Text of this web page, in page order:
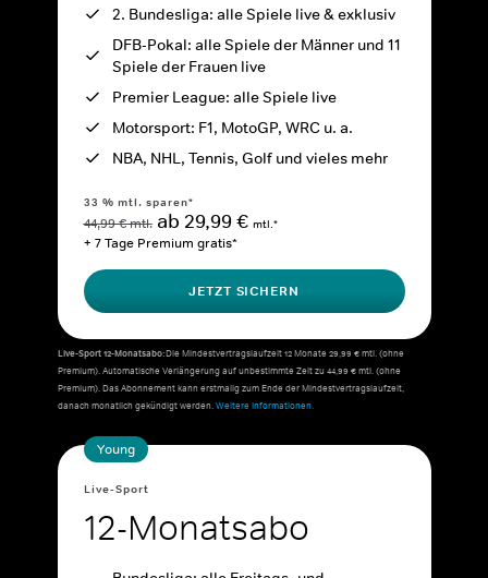
2. Bundesliga: alle Spiele live & exklusiv
DFB-Pokal: alle Spiele der Männer und 11
Spiele der Frauen live
Premier League: alle Spiele live
Motorsport: F1, MotoGP, WRC u. a.
NBA, NHL, Tennis, Golf und vieles mehr
33 % mtl. sparen*
44,99 € mtl. ab 29,99 € mtl.*
+ 7 Tage Premium gratis*
JETZT SICHERN
Live-Sport 12-Monatsabo:Die Mindestvertragslaufzeit 12 Monate 29,99 € mtl. (ohne
Premium). Automatische Verlängerung auf unbestimmte Zeit zu 44,99 € mtl. (ohne
Premium). Das Abonnement kann erstmalig zum Ende der Mindestvertragslaufzeit,
danach monatlich gekündigt werden.Weitere Informationen.
Young
Live-Sport
12-Monatsabo